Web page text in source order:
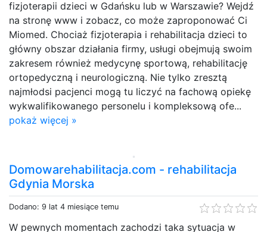
fizjoterapii dzieci w Gdańsku lub w Warszawie? Wejdź
na stronę www i zobacz, co może zaproponować Ci
Miomed. Chociaż fizjoterapia i rehabilitacja dzieci to
główny obszar działania firmy, usługi obejmują swoim
zakresem również medycynę sportową, rehabilitację
ortopedyczną i neurologiczną. Nie tylko zresztą
najmłodsi pacjenci mogą tu liczyć na fachową opiekę
wykwalifikowanego personelu i kompleksową ofe...
pokaż więcej »
Domowarehabilitacja.com - rehabilitacja
Gdynia Morska
Dodano: 9 lat 4 miesiące temu
W pewnych momentach zachodzi taka sytuacja w